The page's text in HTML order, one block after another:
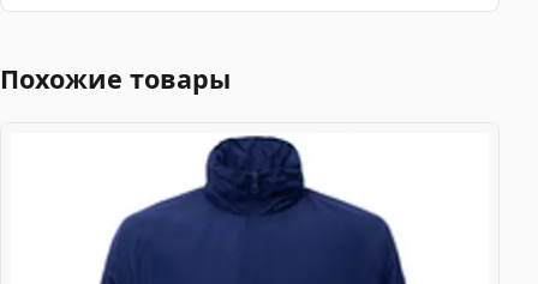
Похожие товары